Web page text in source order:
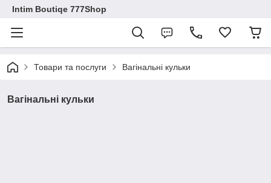
Intim Boutiqe 777Shop
Товари та послуги Вагінальні кульки
Вагінальні кульки